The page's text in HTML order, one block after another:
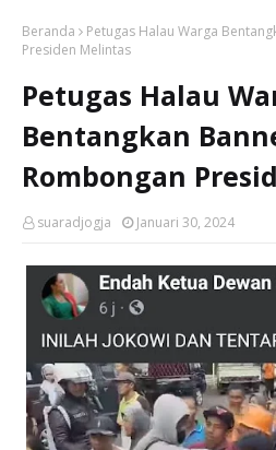
Beranda
Petugas Halau Warga
Presiden Melintas
Petugas Halau
Bentangkan
Rombongan
suaradjogja Januari 30, 2024